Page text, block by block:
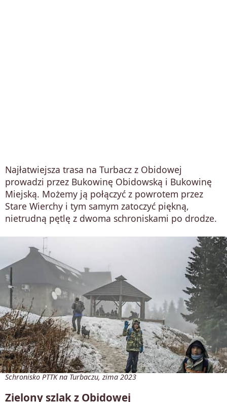
Najłatwiejsza trasa na Turbacz z Obidowej
prowadzi przez Bukowinę Obidowską i Bukowinę
Miejską. Możemy ją połączyć z powrotem przez
Stare Wierchy i tym samym zatoczyć piękną,
nietrudną pętlę z dwoma schroniskami po drodze.
Schronisko PTTK na Turbaczu, zima 2023
Zielony szlak z Obidowej